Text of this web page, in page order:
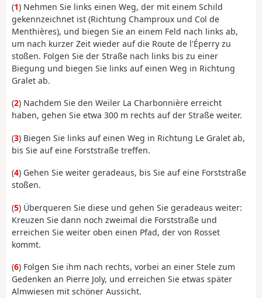
(1) Nehmen Sie links einen Weg, der mit einem Schild
gekennzeichnet ist (Richtung Champroux und Col de
Menthières), und biegen Sie an einem Feld nach links ab,
um nach kurzer Zeit wieder auf die Route de l'Éperry zu
stoßen. Folgen Sie der Straße nach links bis zu einer
Biegung und biegen Sie links auf einen Weg in Richtung
Gralet ab.
(2) Nachdem Sie den Weiler La Charbonnière erreicht
haben, gehen Sie etwa 300 m rechts auf der Straße weiter.
(3) Biegen Sie links auf einen Weg in Richtung Le Gralet ab,
bis Sie auf eine Forststraße treffen.
(4) Gehen Sie weiter geradeaus, bis Sie auf eine Forststraße
stoßen.
(5) Überqueren Sie diese und gehen Sie geradeaus weiter:
Kreuzen Sie dann noch zweimal die Forststraße und
erreichen Sie weiter oben einen Pfad, der von Rosset
kommt.
(6) Folgen Sie ihm nach rechts, vorbei an einer Stele zum
Gedenken an Pierre Joly, und erreichen Sie etwas später
Almwiesen mit schöner Aussicht.